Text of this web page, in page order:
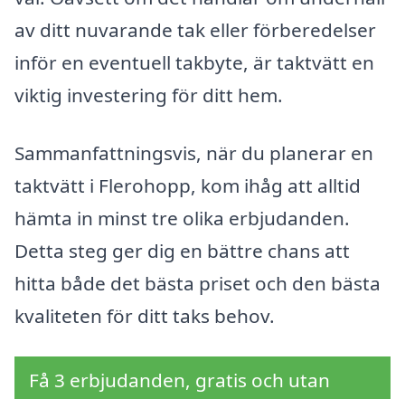
av ditt nuvarande tak eller förberedelser
inför en eventuell takbyte, är taktvätt en
viktig investering för ditt hem.
Sammanfattningsvis, när du planerar en
taktvätt i Flerohopp, kom ihåg att alltid
hämta in minst tre olika erbjudanden.
Detta steg ger dig en bättre chans att
hitta både det bästa priset och den bästa
kvaliteten för ditt taks behov.
Få 3 erbjudanden, gratis och utan